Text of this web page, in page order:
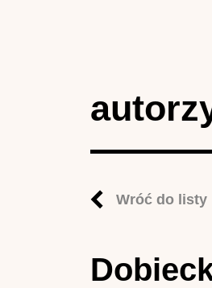
Wróć do listy